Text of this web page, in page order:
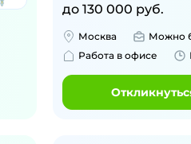
до130 000 руб.
Москва
Можно
Работа в офисе